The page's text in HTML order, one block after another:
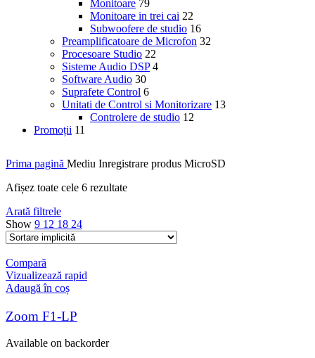
Monitoare 79
Monitoare in trei cai 22
Subwoofere de studio 16
Preamplificatoare de Microfon 32
Procesoare Studio 22
Sisteme Audio DSP 4
Software Audio 30
Suprafete Control 6
Unitati de Control si Monitorizare 13
Controlere de studio 12
Promoții 11
Prima pagină Mediu Inregistrare produs MicroSD
Afișez toate cele 6 rezultate
Arată filtrele
Show 9 12 18 24
Compară
Vizualizează rapid
Adaugă în coș
Zoom F1-LP
Available on backorder